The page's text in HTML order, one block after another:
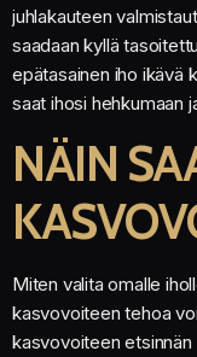
juhlakauteen
saadaan kyllä
epätasainen iho ikävä
saat ihosi hehkumaan
NÄIN
Miten valita omalle
kasvovoiteen tehoa
kasvovoiteen